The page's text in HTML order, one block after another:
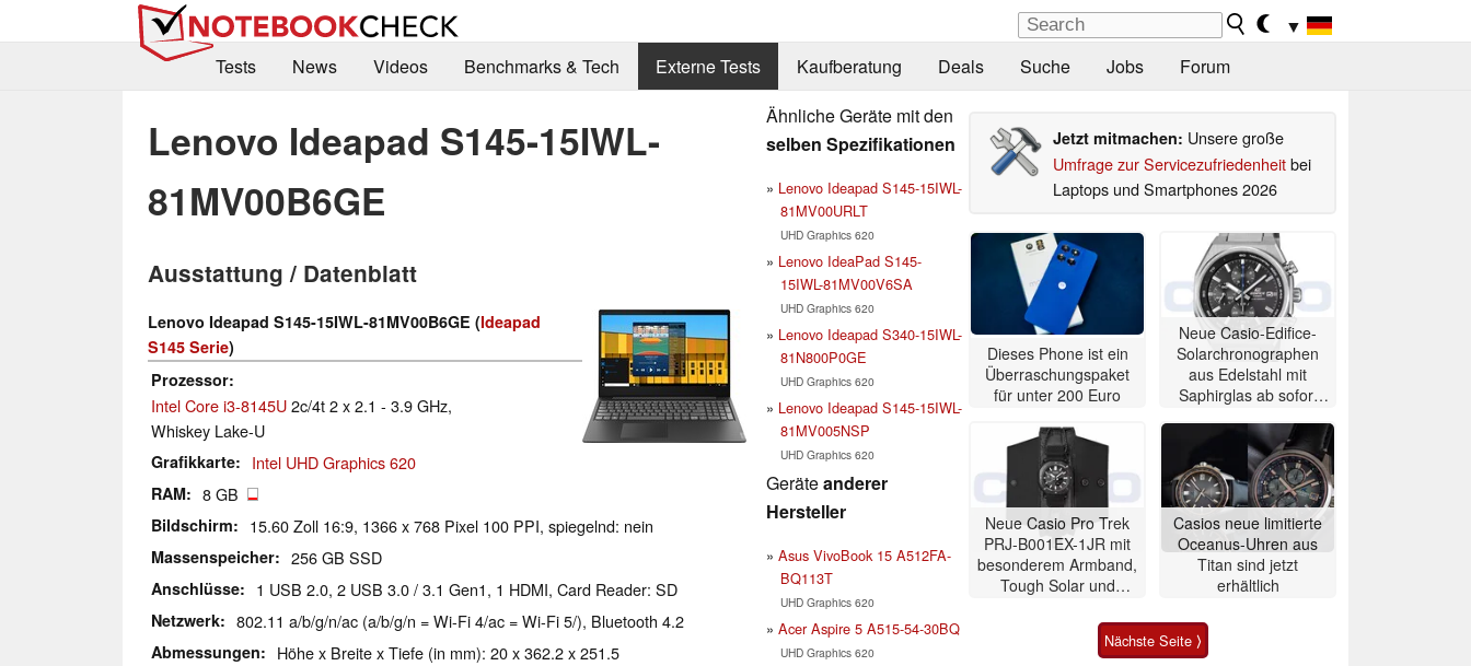
▼
Tests
News Videos Benchmarks & Tech Externe Tests Kaufberatung Deals Suche Jobs Forum
Lenovo Ideapad S145-15IWL-
81MV00B6GE
Ausstattung / Datenblatt
Lenovo Ideapad S145-15IWL-81MV00B6GE (Ideapad
S145 Serie)
Prozessor
Intel Core i3-8145U2c/4t 2 x 2.1 - 3.9 GHz,
Whiskey Lake-U
Grafikkarte Intel UHD Graphics 620
RAM 8 GB
Bildschirm 15.60 Zoll 16:9, 1366 x 768 Pixel 100 PPI, spiegelnd: nein
Massenspeicher 256 GB SSD
Anschlüsse 1 USB 2.0, 2 USB 3.0 / 3.1 Gen1, 1 HDMI, Card Reader: SD
Netzwerk 802.11 a/b/g/n/ac (a/b/g/n = Wi-Fi 4/ac = Wi-Fi 5/), Bluetooth 4.2
Abmessungen Höhe x Breite x Tiefe (in mm): 20 x 362.2 x 251.5
Ähnliche Geräte mit den
selben Spezifikationen
Lenovo Ideapad S145-15IWL-
81MV00URLT
UHD Graphics 620
Lenovo IdeaPad S145-
15IWL-81MV00V6SA
UHD Graphics 620
Lenovo Ideapad S340-15IWL-
81N800P0GE
UHD Graphics 620
Lenovo Ideapad S145-15IWL-
81MV005NSP
UHD Graphics 620
Geräteanderer
Hersteller
Asus VivoBook 15 A512FA-
BQ113T
UHD Graphics 620
Acer Aspire 5 A515-54-30BQ
UHD Graphics 620
Jetzt mitmachen: Unsere große
Umfrage zur Servicezufriedenheitbei
Laptops und Smartphones 2026
Dieses Phone ist ein
Überraschungspaket
für unter 200 Euro
Neue Casio-Edifice-
Solarchronographen
aus Edelstahl mit
Saphirglas ab sofort
Neue Casio Pro Trek
PRJ-B001EX-1JR mit
besonderem Armband,
Tough Solar und
Casios neue limitierte
Oceanus-Uhren aus
Titan sind jetzt
erhältlich
Nächste Seite ⟩